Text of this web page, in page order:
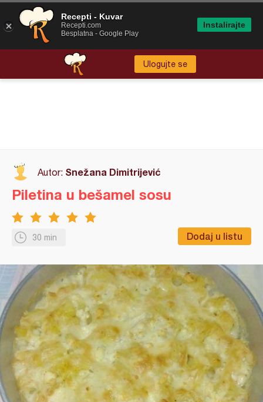
Ulogujte se
Autor: Snežana Dimitrijević
30 min Dodaj u listu
Piletina u bešamel sosu
Recepti - Kuvar
Recepti.com
Besplatna - Google Play
Instalirajte